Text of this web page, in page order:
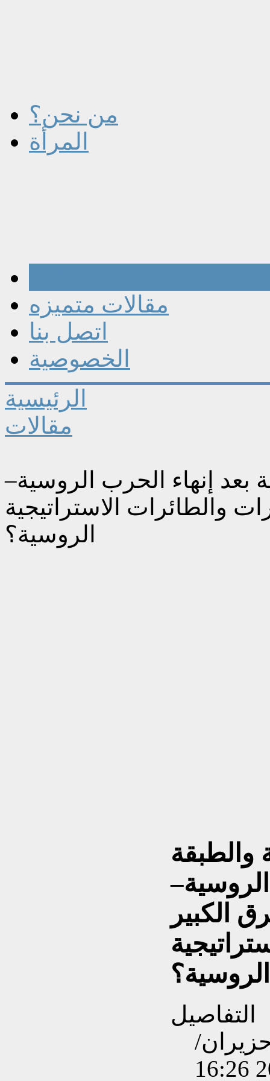
من نحن؟
المرأة
مقالات متميزه
اتصل بنا
الخصوصية
الرئيسية
مقالات
بعد إنهاء الحرب الروسية–
والطائرات الاستراتيجية
الروسية؟
والطبقة
الكبير
الروسية؟
التفاصيل
بتاريخ الثلاثاء, 03 حزيران/